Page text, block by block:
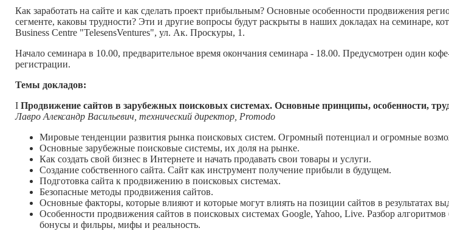
Как заработать на сайте и как сделать проект прибыльным? Основные особенности продвижения
сегменте, каковы трудности? Эти и другие вопросы будут раскрыты в наших докладах на семинаре,
Business Centre "TelesensVentures", ул. Ак. Проскуры, 1.
Начало семинара в 10.00, предварительное время окончания семинара - 18.00. Предусмотрен один
регистрации.
Темы докладов:
I Продвижение сайтов в зарубежных поисковых системах. Основные принципы, особенности,
Лавро Александр Васильевич, технический директор, Promodo
Мировые тенденции развития рынка поисковых систем. Огромный потенциал и огромные
Основные зарубежные поисковые системы, их доля на рынке.
Как создать свой бизнес в Интернете и начать продавать свои товары и услуги.
Создание собственного сайта. Сайт как инструмент получение прибыли в будущем.
Подготовка сайта к продвижению в поисковых системах.
Безопасные методы продвижения сайтов.
Основные факторы, которые влияют и которые могут влиять на позиции сайтов в результатах
Особенности продвижения сайтов в поисковых системах Google, Yahoo, Live. Разбор
бонусы и фильры, мифы и реальность.